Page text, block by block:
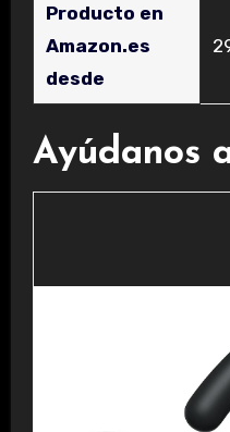
Producto en
Amazon.es
desde
Ayúdanos